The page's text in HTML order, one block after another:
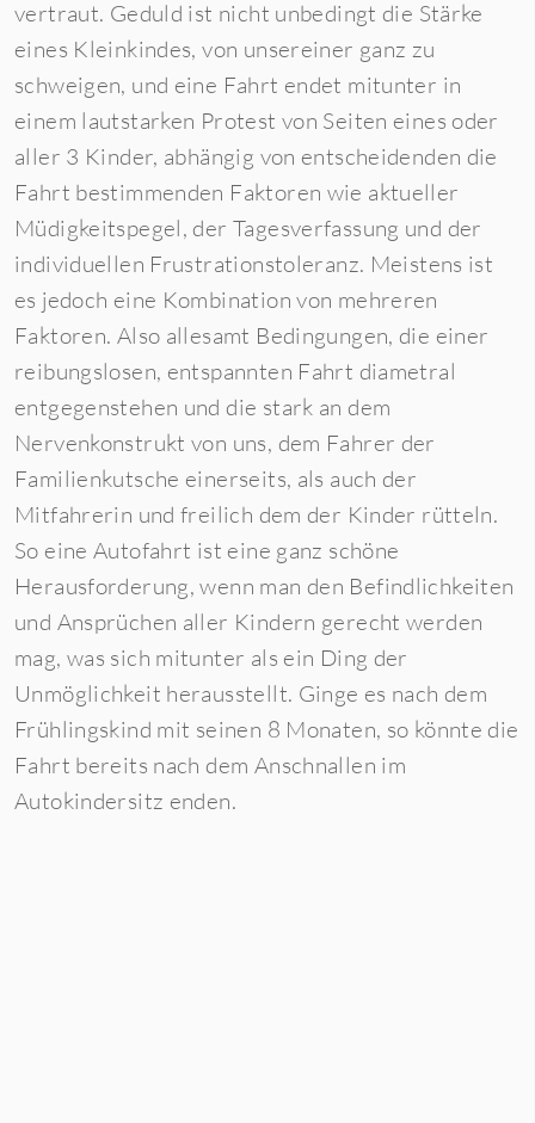
vertraut. Geduld ist nicht unbedingt die Stärke
eines Kleinkindes, von unsereiner ganz zu
schweigen, und eine Fahrt endet mitunter in
einem lautstarken Protest von Seiten eines oder
aller 3 Kinder, abhängig von entscheidenden die
Fahrt bestimmenden Faktoren wie aktueller
Müdigkeitspegel, der Tagesverfassung und der
individuellen Frustrationstoleranz. Meistens ist
es jedoch eine Kombination von mehreren
Faktoren. Also allesamt Bedingungen, die einer
reibungslosen, entspannten Fahrt diametral
entgegenstehen und die stark an dem
Nervenkonstrukt von uns, dem Fahrer der
Familienkutsche einerseits, als auch der
Mitfahrerin und freilich dem der Kinder rütteln.
So eine Autofahrt ist eine ganz schöne
Herausforderung, wenn man den Befindlichkeiten
und Ansprüchen aller Kindern gerecht werden
mag, was sich mitunter als ein Ding der
Unmöglichkeit herausstellt. Ginge es nach dem
Frühlingskind mit seinen 8 Monaten, so könnte die
Fahrt bereits nach dem Anschnallen im
Autokindersitz enden.